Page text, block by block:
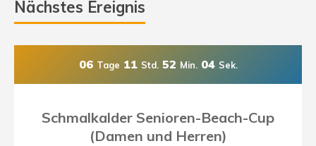
Nächstes Ereignis
06 Tage 11 Std. 52 Min. 03 Sek.
Schmalkalder Senioren-Beach-Cup
(Damen und Herren)